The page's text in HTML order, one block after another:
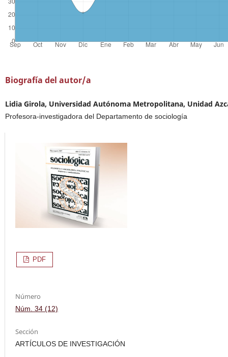
Biografía del autor/a
Lidia Girola, Universidad Autónoma Metropolitana, Unidad
Profesora-investigadora del Departamento de sociología
PDF
Número
Núm. 34 (12)
Sección
ARTÍCULOS DE INVESTIGACIÓN